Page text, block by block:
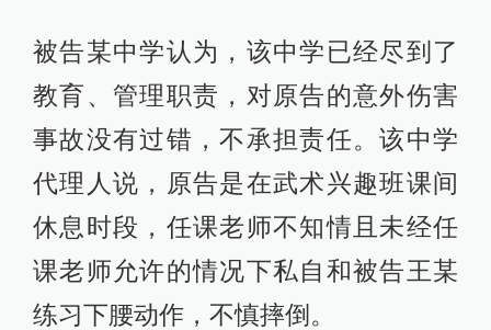
被告某中学认为，该中学已经尽到了
教育、管理职责，对原告的意外伤害
事故没有过错，不承担责任。该中学
代理人说，原告是在武术兴趣班课间
休息时段，任课老师不知情且未经任
课老师允许的情况下私自和被告王某
练习下腰动作，不慎摔倒。